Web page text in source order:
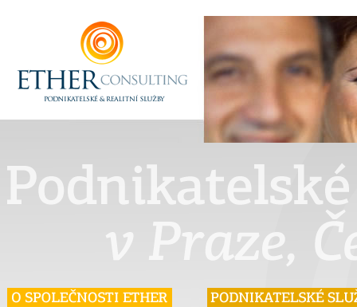
Praze,
O SPOLEČNOSTI ETHER PODNIKATELSKÉ